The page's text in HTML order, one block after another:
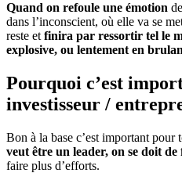
Quand on refoule une émotion
dans l’inconscient, où elle va se
reste et finira par ressortir tel le
explosive, ou lentement en
Pourquoi c’est
investisseur /
Bon à la base c’est important pour
veut être un leader, on se doit
faire plus d’efforts.